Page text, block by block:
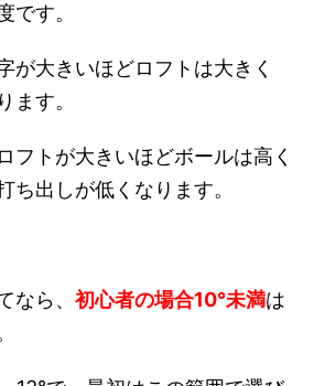
です。
が大きいほどロフトは大きく
ます。
フトが大きいほどボールは高く
ち出しが低くなります。
なら、 初心者の場合10°未満は